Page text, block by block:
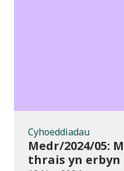
Cyhoeddiadau
Medr/2024/05:
thrais yn erbyn